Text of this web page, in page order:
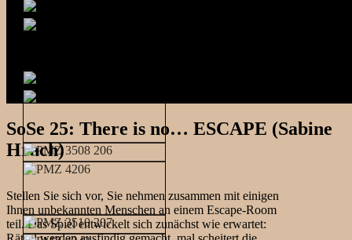
SoSe 25: There is no… ESCAPE (Sabine
Hrach)
Stellen Sie sich vor, Sie nehmen zusammen mit einigen
Ihnen unbekannten Menschen an einem Escape-Room
teil. Das Spiel entwickelt sich zunächst wie erwartet: